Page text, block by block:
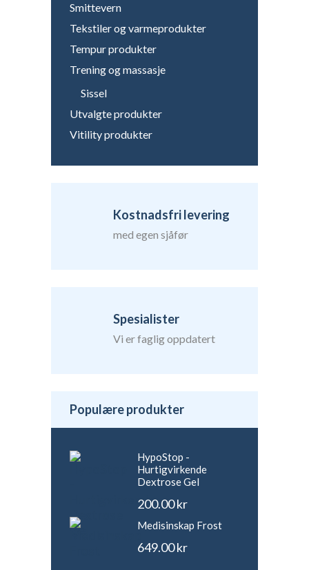
Smittevern
Tekstiler og varmeprodukter
Tempur produkter
Trening og massasje
Sissel
Utvalgte produkter
Vitility produkter
Kostnadsfri levering
med egen sjåfør
Spesialister
Vi er faglig oppdatert
Populære produkter
HypoStop -
Hurtigvirkende
Dextrose Gel
200.00kr
Medisinskap Frost
649.00kr